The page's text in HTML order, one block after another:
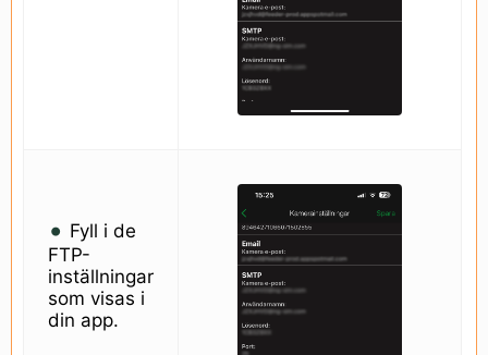
Fyll i de
FTP-
inställningar
som visas i
din app.